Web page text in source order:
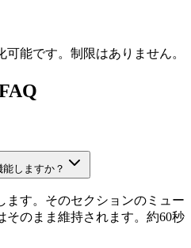
能です。制限はありません。
しますか？
ます。そのセクションのミュー
そのまま維持されます。約60秒